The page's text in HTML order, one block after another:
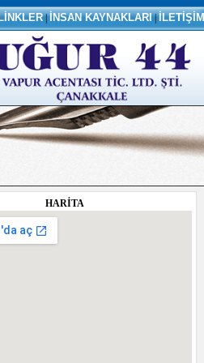
|İNSAN KAYNAKLARI|İLETİŞİM
HARİTA